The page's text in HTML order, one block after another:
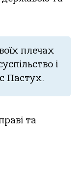
плечах
і
Пастух.
та